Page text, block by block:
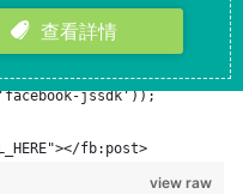
en_US/
fjs);
jssdk'));
fb:post>
view raw